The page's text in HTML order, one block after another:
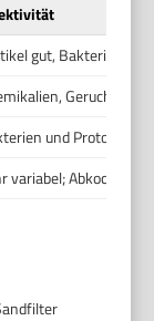
gut, Bakterien
Geruch gut,
und Protozoen
variabel; Abkochen